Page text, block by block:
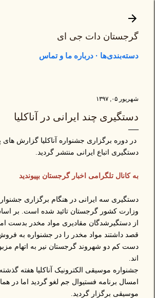
گرجستان دات جی ای
دسته‌بندی‌ها درباره ما و تماس
شهریور ۰۵, ۱۳۹۷
دستگیری چند ایرانی در آناکلیا
در دوره برگزاری جشنواره آناکلیا گزارش های
دستگیری اتباع ایرانی منتشر گردید.
به کانال تلگرامی اخبار گرجستان بپیوندید
دستگیری سه ایرانی در هنگام برگزاری
وزارت کشور گرجستان تائید شده است. بر
از دستگیرشدگان مقادیری مواد مخدر بدست
قصد داشتند مواد مخدر را در جشنواره به
دست کم دو شهروند گرجستان نیر به اتهام
اند.
جشنواره موسیقی الکترونیک آناکلیا هفته
امسال برنامه فستیوال جم لغو گردید اما در
موسیقی برگزار گردید.